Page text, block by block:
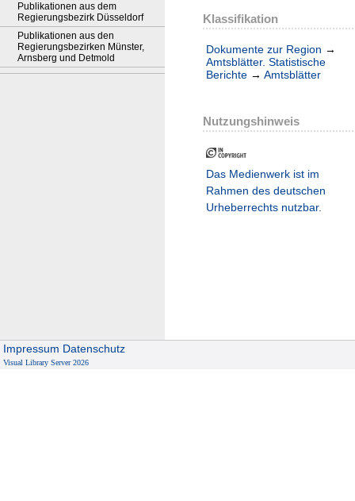
Publikationen aus dem
Regierungsbezirk Düsseldorf
Publikationen aus den
Regierungsbezirken Münster,
Arnsberg und Detmold
Klassifikation
Dokumente zur Region →
Amtsblätter. Statistische
Berichte → Amtsblätter
Nutzungshinweis
Das Medienwerk ist im
Rahmen des deutschen
Urheberrechts nutzbar.
Impressum Datenschutz
Visual Library Server 2026